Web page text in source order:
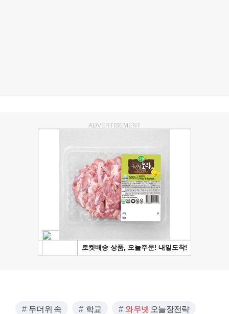
ADVERTISEMENT
무더위 속 학교 와우넷 오늘장전략